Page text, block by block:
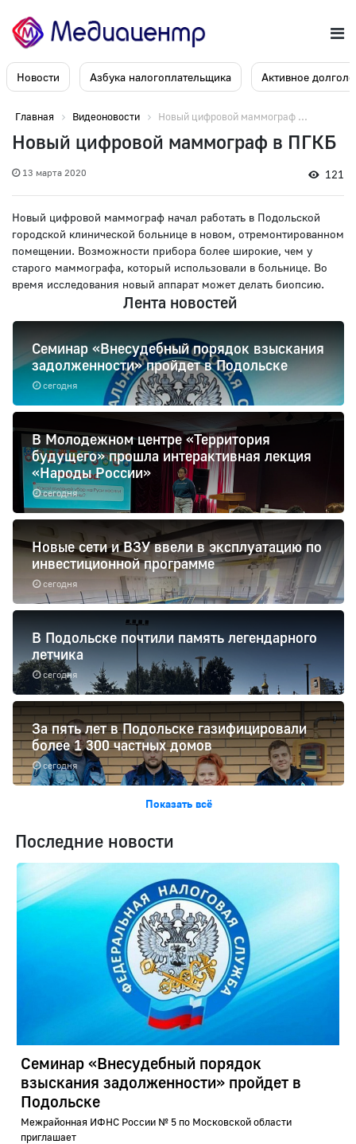
Новости Азбука налогоплательщика Активное
Главная Видеоновости Новый цифровой маммограф ...
Новый цифровой маммограф в ПГКБ
13 марта 2020 121
Новый цифровой маммограф начал работать в Подольской
городской клинической больнице в новом, отремонтированном
помещении. Возможности прибора более широкие, чем у
старого маммографа, который использовали в больнице. Во
время исследования новый аппарат может делать биопсию.
Лента новостей
сегодня
Семинар «Внесудебный порядок взыскания
задолженности» пройдет в Подольске
сегодня
В Молодежном центре «Территория
будущего» прошла интерактивная лекция
«Народы России»
сегодня
Новые сети и ВЗУ ввели в эксплуатацию по
инвестиционной программе
сегодня
В Подольске почтили память легендарного
летчика
сегодня
За пять лет в Подольске газифицировали
более 1 300 частных домов
Показать всё
Последние новости
Семинар «Внесудебный порядок
взыскания задолженности» пройдет в
Подольске
Межрайонная ИФНС России № 5 по Московской области
приглашает